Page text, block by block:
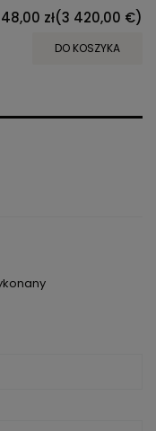
zł(3 420,00 €)
DO KOSZYKA